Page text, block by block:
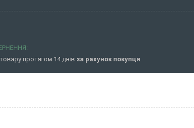
протягом 14 днів за рахунок покупця